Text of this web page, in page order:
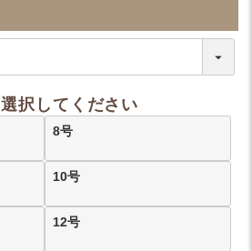
選択してください
8号
10号
12号